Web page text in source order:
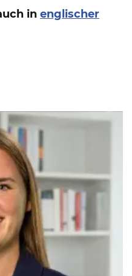
in englischer